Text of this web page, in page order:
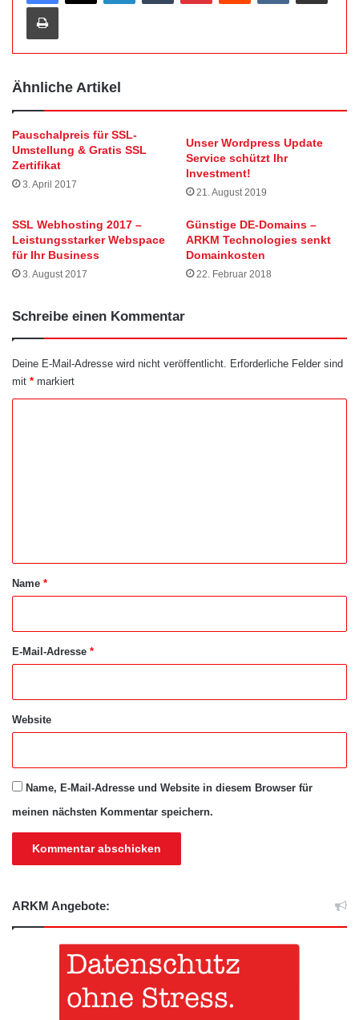
Ähnliche Artikel
Pauschalpreis für SSL-
Umstellung & Gratis SSL
Zertifikat
3. April 2017
Unser Wordpress Update
Service schützt Ihr
Investment!
21. August 2019
SSL Webhosting 2017 –
Leistungsstarker Webspace
für Ihr Business
3. August 2017
Günstige DE-Domains –
ARKM Technologies senkt
Domainkosten
22. Februar 2018
Schreibe einen Kommentar
Deine E-Mail-Adresse wird nicht veröffentlicht. Erforderliche Felder sind
mit * markiert
aName *
E-Mail-Adresse *
Website
Name, E-Mail-Adresse und Website in diesem Browser für
meinen nächsten Kommentar speichern.
ARKM Angebote: